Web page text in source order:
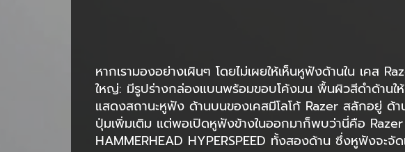
หากเรามองอย่างเผินๆ โดยไม่เผยให้เห็นหูฟังด้านใน เคส
ใหญ่: มีรูปร่างกล่องแบนพร้อมขอบโค้งมน พื้นผิวสีดำด้านให้
แสดงสถานะหูฟัง ด้านบนของเคสมีโลโก้ Razer สลักอยู่ ด้
ปุ่มเพิ่มเติม แต่พอเปิดหูฟังข้างในออกมาก็พบว่านี่คือ
HAMMERHEAD HYPERSPEED ทั้งสองด้าน ซึ่งหูฟังจะ